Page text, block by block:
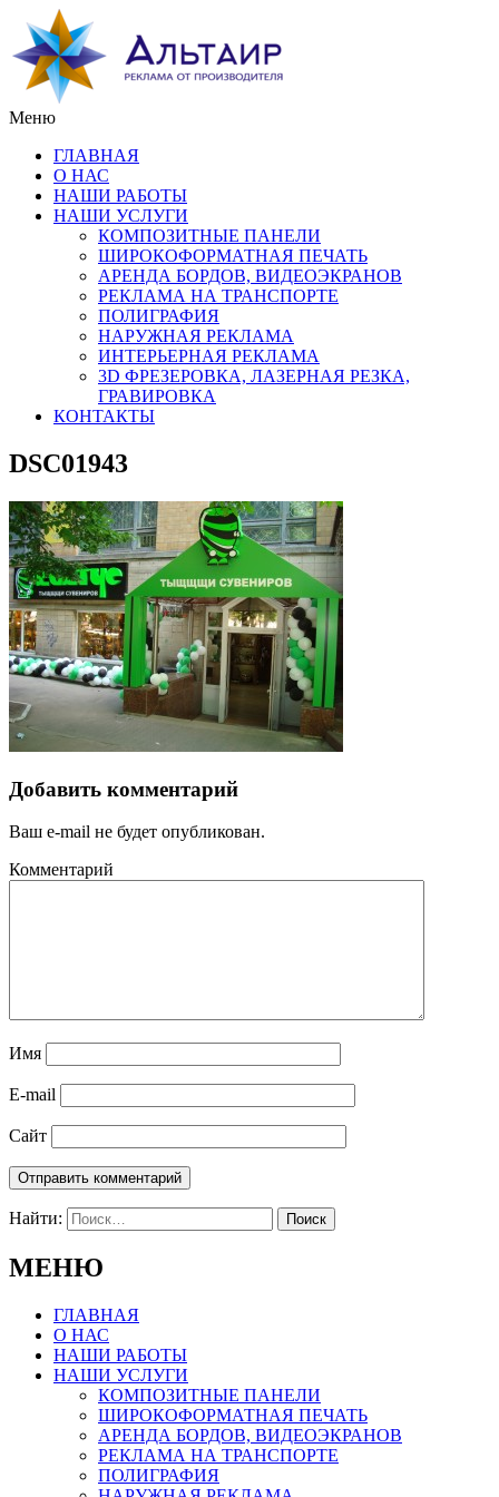
Меню
ГЛАВНАЯ
О НАС
НАШИ РАБОТЫ
НАШИ УСЛУГИ
КОМПОЗИТНЫЕ ПАНЕЛИ
ШИРОКОФОРМАТНАЯ ПЕЧАТЬ
АРЕНДА БОРДОВ, ВИДЕОЭКРАНОВ
РЕКЛАМА НА ТРАНСПОРТЕ
ПОЛИГРАФИЯ
НАРУЖНАЯ РЕКЛАМА
ИНТЕРЬЕРНАЯ РЕКЛАМА
3D ФРЕЗЕРОВКА, ЛАЗЕРНАЯ РЕЗКА,
ГРАВИРОВКА
КОНТАКТЫ
DSC01943
Добавить комментарий
Ваш e-mail не будет опубликован.
Комментарий
Имя
E-mail
Сайт
Найти:
МЕНЮ
ГЛАВНАЯ
О НАС
НАШИ РАБОТЫ
НАШИ УСЛУГИ
КОМПОЗИТНЫЕ ПАНЕЛИ
ШИРОКОФОРМАТНАЯ ПЕЧАТЬ
АРЕНДА БОРДОВ, ВИДЕОЭКРАНОВ
РЕКЛАМА НА ТРАНСПОРТЕ
ПОЛИГРАФИЯ